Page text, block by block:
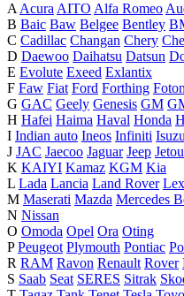
AAcuraAITO Alfa Romeo
B Baic Baw Belgee Bentley
C Cadillac Changan Chery
D Daewoo Daihatsu Datsun
E Evolute Exeed Exlantix
F Faw Fiat Ford Forthing
G GAC Geely Genesis GM
H Hafei Haima Haval Honda
I Indian auto Ineos Infiniti
J JAC Jaecoo Jaguar Jeep
K KAIYI Kamaz KGM Kia
L Lada Lancia Land Rover
M Maserati Mazda Mercedes
N Nissan
O Omoda Opel Ora Oting
P Peugeot Plymouth Pontiac
R RAM Ravon Renault Rover
S Saab Seat SERES Sitrak